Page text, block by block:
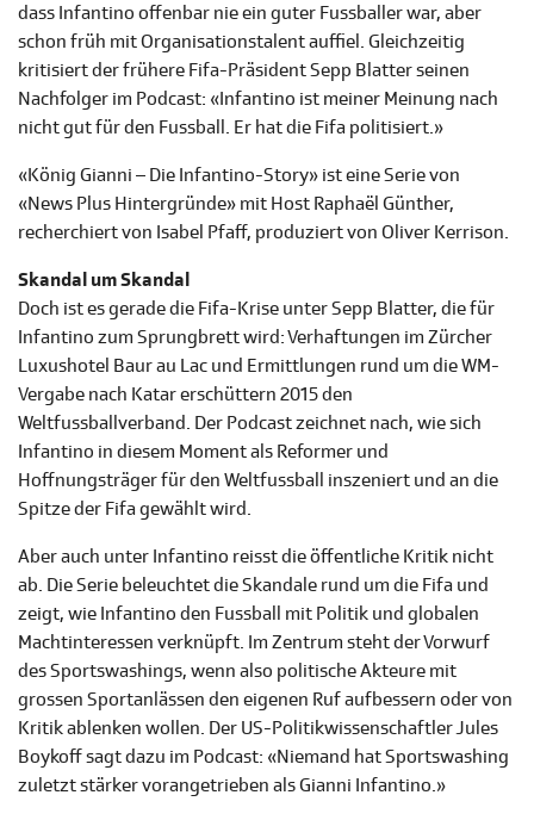
dass Infantino offenbar nie ein guter Fussballer war, aber
schon früh mit Organisationstalent auffiel. Gleichzeitig
kritisiert der frühere Fifa-Präsident Sepp Blatter seinen
Nachfolger im Podcast: «Infantino ist meiner Meinung nach
nicht gut für den Fussball. Er hat die Fifa politisiert.»
«König Gianni – Die Infantino-Story» ist eine Serie von
«News Plus Hintergründe» mit Host Raphaël Günther,
recherchiert von Isabel Pfaff, produziert von Oliver Kerrison.
Skandal um Skandal
Doch ist es gerade die Fifa-Krise unter Sepp Blatter, die für
Infantino zum Sprungbrett wird: Verhaftungen im Zürcher
Luxushotel Baur au Lac und Ermittlungen rund um die WM-
Vergabe nach Katar erschüttern 2015 den
Weltfussballverband. Der Podcast zeichnet nach, wie sich
Infantino in diesem Moment als Reformer und
Hoffnungsträger für den Weltfussball inszeniert und an die
Spitze der Fifa gewählt wird.
Aber auch unter Infantino reisst die öffentliche Kritik nicht
ab. Die Serie beleuchtet die Skandale rund um die Fifa und
zeigt, wie Infantino den Fussball mit Politik und globalen
Machtinteressen verknüpft. Im Zentrum steht der Vorwurf
des Sportswashings, wenn also politische Akteure mit
grossen Sportanlässen den eigenen Ruf aufbessern oder von
Kritik ablenken wollen. Der US-Politikwissenschaftler Jules
Boykoff sagt dazu im Podcast: «Niemand hat Sportswashing
zuletzt stärker vorangetrieben als Gianni Infantino.»